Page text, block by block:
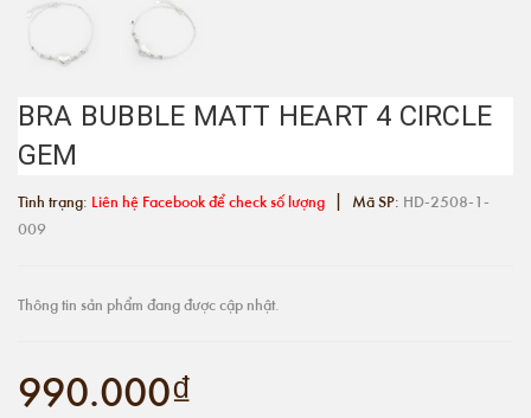
BRA BUBBLE MATT HEART 4 CIRCLE
GEM
Tình trạng: Liên hệ Facebook để check số lượng | Mã SP: HD-2508-1-
009
Thông tin sản phẩm đang được cập nhật.
990.000₫